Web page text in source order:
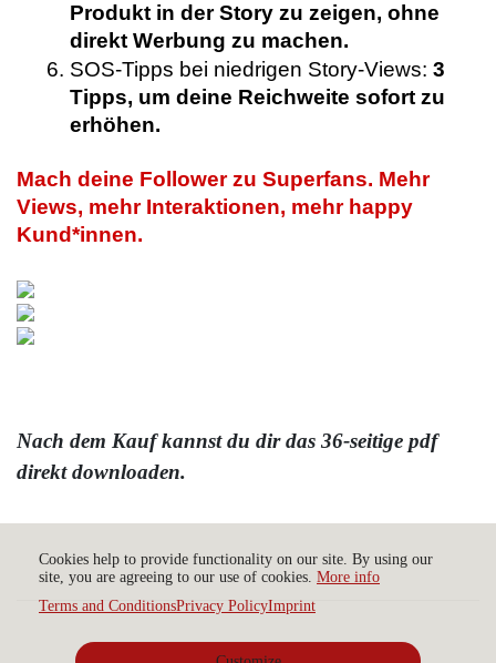
Produkt in der Story zu zeigen, ohne
direkt Werbung zu machen.
SOS-Tipps bei niedrigen Story-Views: 3
Tipps, um deine Reichweite sofort zu
erhöhen.
Mach deine Follower zu Superfans. Mehr
Views, mehr Interaktionen, mehr happy
Kund*innen.
Nach dem Kauf kannst du dir das 36-seitige pdf
direkt downloaden.
Cookies help to provide functionality on our site. By using our
site, you are agreeing to our use of cookies. More info
Terms and ConditionsPrivacy PolicyImprint